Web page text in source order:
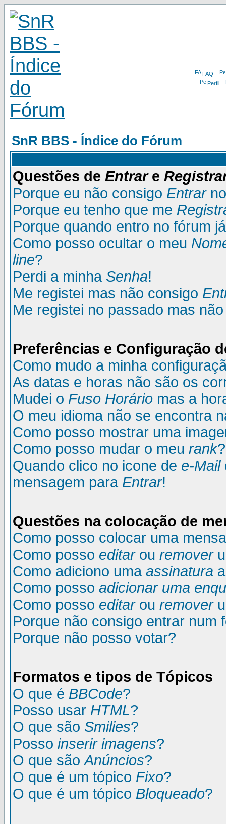
FAQ
Perfil
SnR BBS - Índice do Fórum
Questões de Entrare
Porque eu não consigo Entrar
Porque eu tenho que me
Porque quando entro no fórum
Como posso ocultar o meu
line?
Perdi a minha Senha!
Me registei mas não consigo
Me registei no passado mas
Preferências e Configuração
Como mudo a minha
As datas e horas não são os
Mudei o Fuso Horário mas a
O meu idioma não se encontra
Como posso mostrar uma
Como posso mudar o meu rank?
Quando clico no icone de e-Mail
mensagem para Entrar!
Questões na colocação de
Como posso colocar uma
Como posso editarou remover
Como adiciono uma assinatura
Como posso adicionar uma
Como posso editarou remover
Porque não consigo entrar num
Porque não posso votar?
Formatos e tipos de Tópicos
O que é BBCode?
Posso usar HTML?
O que são Smilies?
Posso inserir imagens?
O que sãoAnúncios?
O que é um tópico Fixo?
O que é um tópico Bloqueado?